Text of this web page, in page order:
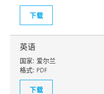
下载
英语
国家: 爱尔兰
格式: PDF
下载